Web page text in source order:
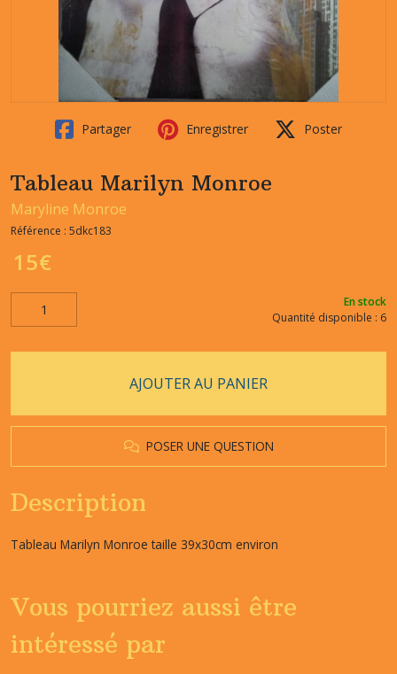
Partager Enregistrer Poster
Tableau Marilyn Monroe
Maryline Monroe
Référence : 5dkc183
15€
En stock
Quantité disponible : 6
AJOUTER AU PANIER
POSER UNE QUESTION
Description
Tableau Marilyn Monroe taille 39x30cm environ
Vous pourriez aussi être
intéressé par